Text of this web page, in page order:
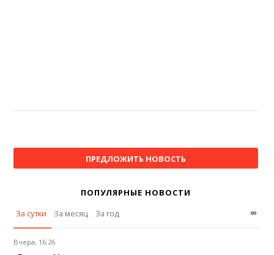
ПРЕДЛОЖИТЬ НОВОСТЬ
ПОПУЛЯРНЫЕ НОВОСТИ
За сутки
За месяц За год ∞
Вчера, 16:26